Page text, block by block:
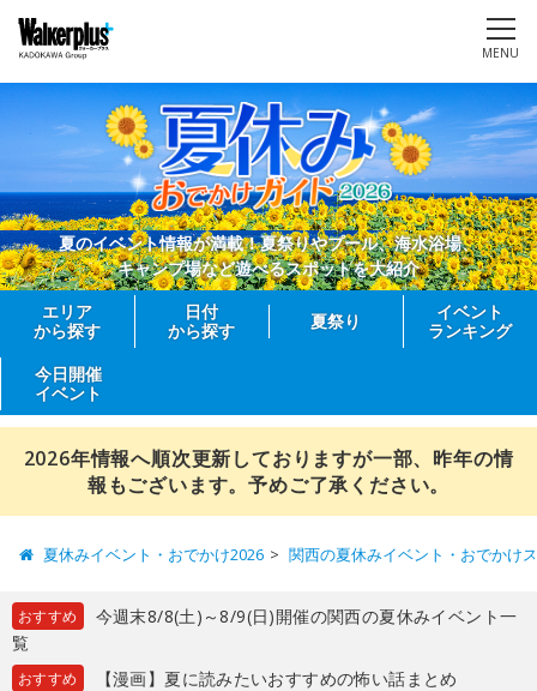
MENU
夏のイベント情報が満載！夏祭りやプール、海水浴場、
キャンプ場など遊べるスポットを大紹介
エリア
から探す
日付
から探す
夏祭り
イベント
ランキング
今日開催
イベント
2026年情報へ順次更新しておりますが一部、昨年の情
報もございます。予めご了承ください。
夏休みイベント・おでかけ2026 関西の夏休みイベント・おでかけ
おすすめ
今週末8/8(土)～8/9(日)開催の関西の夏休みイベント一
覧
おすすめ 【漫画】夏に読みたいおすすめの怖い話まとめ